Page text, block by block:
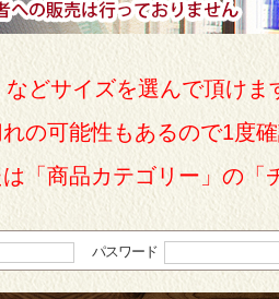
どサイズを選んで頂けま
の可能性もあるので1度
「商品カテゴリー」の「
パスワード